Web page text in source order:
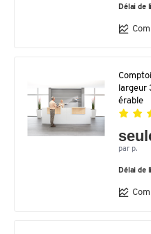
Délai de
largeur
érable
par p.
Délai de